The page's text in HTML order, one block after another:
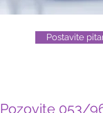
Postavite
Pozovite 053/